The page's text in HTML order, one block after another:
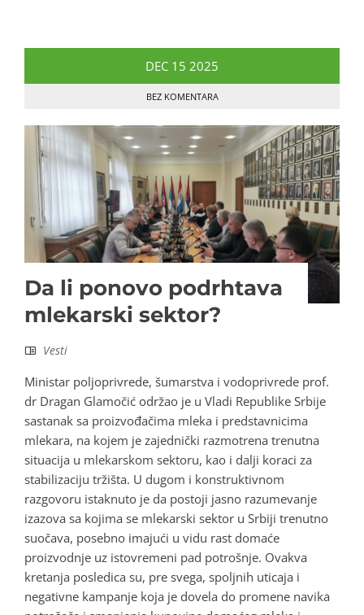
DEC 15 2025
BEZ KOMENTARA
Da li ponovo podrhtava
mlekarski sektor?
Vesti
Ministar poljoprivrede, šumarstva i vodoprivrede prof.
dr Dragan Glamočić održao je u Vladi Republike Srbije
sastanak sa proizvođačima mleka i predstavnicima
mlekara, na kojem je zajednički razmotrena trenutna
situacija u mlekarskom sektoru, kao i dalji koraci za
stabilizaciju tržišta. U dugom i konstruktivnom
razgovoru istaknuto je da postoji jasno razumevanje
izazova sa kojima se mlekarski sektor u Srbiji trenutno
suočava, posebno imajući u vidu rast domaće
proizvodnje uz istovremeni pad potrošnje. Ovakva
kretanja posledica su, pre svega, spoljnih uticaja i
negativne kampanje koja je dovela do promene navika